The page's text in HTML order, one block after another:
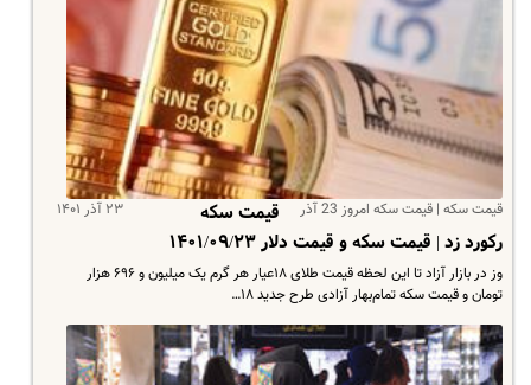
قیمت سکه | قیمت سکه امروز 23 آذر ۲۳ آذر ۱۴۰۱
قیمت سکه
رکورد زد | قیمت سکه و قیمت دلار ۱۴۰۱/۰۹/۲۳
وز در بازار آزاد تا این لحظه قیمت طلای ۱۸عیار هر گرم یک میلیون و ۶۹۶ هزار
تومان و قیمت سکه تمام‌بهار آزادی طرح جدید ۱۸…